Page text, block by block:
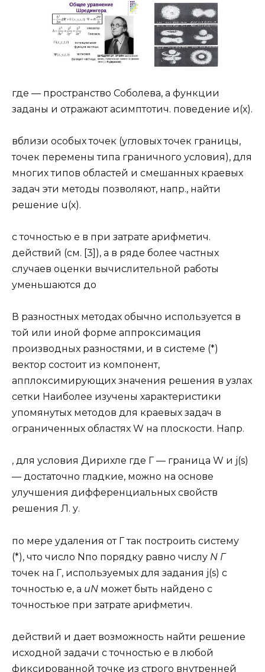
где — пространство Соболева, а функции
заданы и отражают асимптотич. поведение и(х).
вблизи особых точек (угловых точек границы,
точек перемены типа граничного условия), для
многих типов областей и смешанных краевых
задач эти методы позволяют, напр., найти
решение u(х).
с точностью e в при затрате арифметич.
действий (см. [3]), а в ряде более частных
случаев оценки вычислительной работы
уменьшаются до
В разностных методах обычно используется в
той или иной форме аппроксимация
производных разностями, и в системе (*)
вектор состоит из компонент,
апплоксимирующих значения решения в узлах
сетки Наиболее изучены характеристики
упомянутых методов для краевых задач в
ограниченных областях W на плоскости. Напр.
, для условия Дирихле где Г — граница W и j(s)
— достаточно гладкие, можно на основе
улучшения дифференциальных свойств
решения Л. у.
по мере удаления от Г так построить систему
(*), что число Nпо порядку равно числу N Г
точек на Г, используемых для задания j(s) с
точностью e, а uN может быть найдено с
точностьюe при затрате арифметич.
действий и дает возможность найти решение
исходной задачи с точностью e в любой
фиксированной точке из строго внутренней